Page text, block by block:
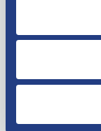
Seat
Seat Toledo II